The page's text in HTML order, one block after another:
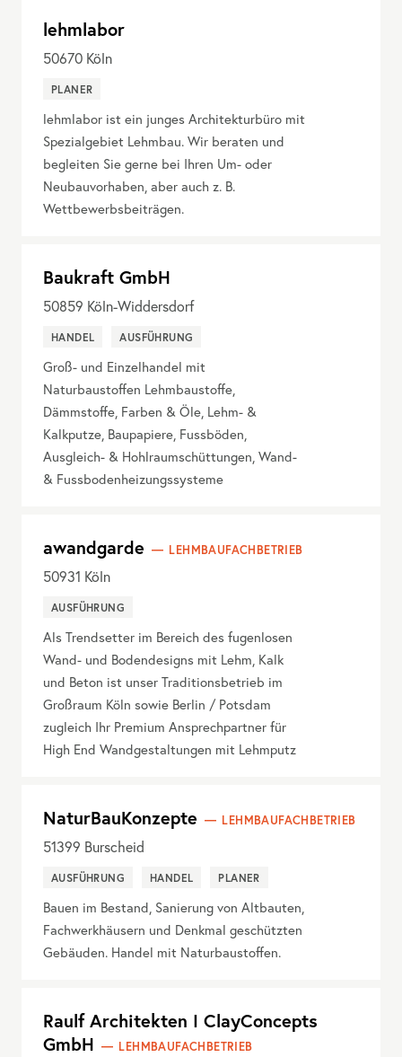
lehmlabor
50670 Köln
PLANER
lehmlabor ist ein junges Architekturbüro mit
Spezialgebiet Lehmbau. Wir beraten und
begleiten Sie gerne bei Ihren Um- oder
Neubauvorhaben, aber auch z. B.
Wettbewerbsbeiträgen.
Baukraft GmbH
50859 Köln-Widdersdorf
HANDEL AUSFÜHRUNG
Groß- und Einzelhandel mit
Naturbaustoffen Lehmbaustoffe,
Dämmstoffe, Farben & Öle, Lehm- &
Kalkputze, Baupapiere, Fussböden,
Ausgleich- & Hohlraumschüttungen, Wand-
& Fussbodenheizungssysteme
awandgarde LEHMBAUFACHBETRIEB
50931 Köln
AUSFÜHRUNG
Als Trendsetter im Bereich des fugenlosen
Wand- und Bodendesigns mit Lehm, Kalk
und Beton ist unser Traditionsbetrieb im
Großraum Köln sowie Berlin / Potsdam
zugleich Ihr Premium Ansprechpartner für
High End Wandgestaltungen mit Lehmputz
NaturBauKonzepte LEHMBAUFACHBETRIEB
51399 Burscheid
AUSFÜHRUNG HANDEL PLANER
Bauen im Bestand, Sanierung von Altbauten,
Fachwerkhäusern und Denkmal geschützten
Gebäuden. Handel mit Naturbaustoffen.
Raulf Architekten I ClayConcepts
GmbH
LEHMBAUFACHBETRIEB